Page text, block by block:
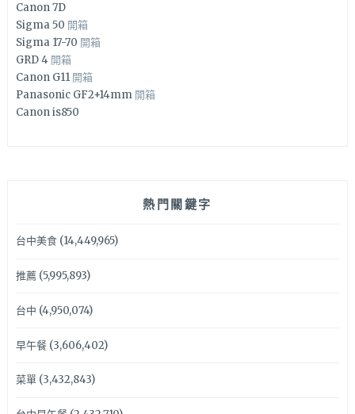
Canon 7D
Sigma 50 開箱
Sigma 17-70 開箱
GRD 4 開箱
Canon G11 開箱
Panasonic GF2+14mm 開箱
Canon is850
熱門關鍵字
台中美食(14,449,965)
推薦(5,995,893)
台中 (4,950,074)
早午餐(3,606,402)
菜單(3,432,843)